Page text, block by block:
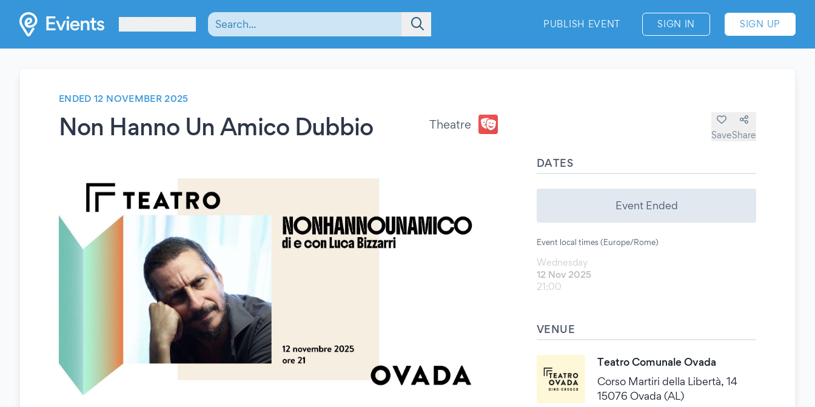
PUBLISH EVENT SIGN IN SIGN UP
ENDED 12 NOVEMBER 2025
Non Hanno Un Amico Dubbio Theatre
SaveShare
DATES
Event Ended
Event local times (Europe/Rome)
Wednesday
12 Nov 2025
21:00
VENUE
Teatro Comunale Ovada
Corso Martiri della Libertà, 14
15076 Ovada (AL)